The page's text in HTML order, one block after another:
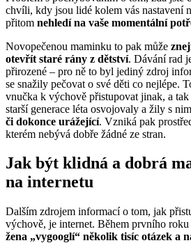
chvíli, kdy jsou lidé kolem vás nastavení
přitom nehledí na vaše momentální
Novopečenou maminku to pak může
otevřít staré rány z dětství. Dávání rad
přirozené – pro ně to byl jediný zdroj
se snažily pečovat o své děti co nejlépe.
vnučka k výchově přistupovat jinak, a tak
starší generace léta osvojovaly a žily s
či dokonce urážející. Vzniká pak
kterém nebývá dobře žádné ze stran.
Jak být klidná a dobrá
na internetu
Dalším zdrojem informací o tom, jak
výchově, je internet. Během prvního
žena „vygooglí“ několik tisíc otázek a